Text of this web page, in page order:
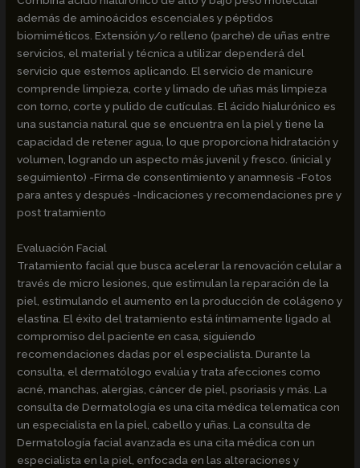
además de aminoácidos escenciales y péptidos
biomiméticos. Extensión y/o relleno (parche) de uñas entre
servicios, el material y técnica a utilizar dependerá del
servicio que estemos aplicando. El servicio de manicure
comprende limpieza, corte y limado de uñas más limpieza
con torno, corte y pulido de cutículas. El ácido hialurónico es
una sustancia natural que se encuentra en la piel y tiene la
capacidad de retener agua, lo que proporciona hidratación y
volumen, logrando un aspecto más juvenil y fresco. (inicial y
seguimiento) -Firma de consentimiento y anamnesis -Fotos
para antes y después -Indicaciones y recomendaciones pre y
post tratamiento
Evaluación Facial
Tratamiento facial que busca acelerar la renovación celular a
través de micro lesiones, que estimulan la reparación de la
piel, estimulando el aumento en la producción de colágeno y
elastina. El éxito del tratamiento está íntimamente ligado al
compromiso del paciente en casa, siguiendo
recomendaciones dadas por el especialista. Durante la
consulta, el dermatólogo evalúa y trata afecciones como
acné, manchas, alergias, cáncer de piel, psoriasis y más. La
consulta de Dermatología es una cita médica telematica con
un especialista en la piel, cabello y uñas. La consulta de
Dermatología facial avanzada es una cita médica con un
especialista en la piel, enfocada en las alteraciones y